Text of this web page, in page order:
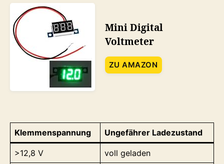
Mini Digital
Voltmeter
ZU AMAZON
Klemmenspannung Ungefährer Ladezustand
>12,8 V voll geladen